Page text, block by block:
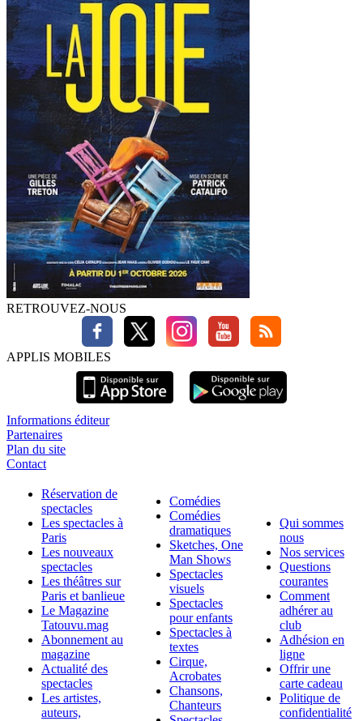
RETROUVEZ-NOUS
APPLIS MOBILES
Informations éditeur
Partenaires
Plan du site
Contact
Réservation de
spectacles
Les spectacles à
Paris
Les nouveaux
spectacles
Les théâtres sur
Paris et banlieue
Le Magazine
Tatouvu.mag
Abonnement au
magazine
Actualité des
spectacles
Les artistes,
auteurs,
Comédies
Comédies
dramatiques
Sketches, One
Man Shows
Spectacles
visuels
Spectacles
pour enfants
Spectacles à
textes
Cirque,
Acrobates
Chansons,
Chanteurs
Qui sommes
nous
Nos services
Questions
courantes
Comment
adhérer au
club
Adhésion en
ligne
Offrir une
carte cadeau
Politique de
confidentialité